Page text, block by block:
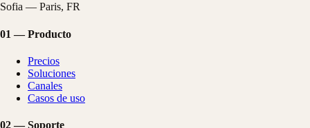
Sofia — Paris, FR
01 — Producto
Precios
Soluciones
Canales
Casos de uso
02— Soporte